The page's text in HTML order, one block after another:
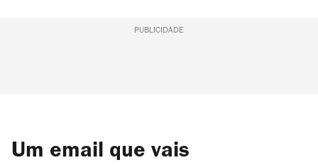
PUBLICIDADE
Um email que vais